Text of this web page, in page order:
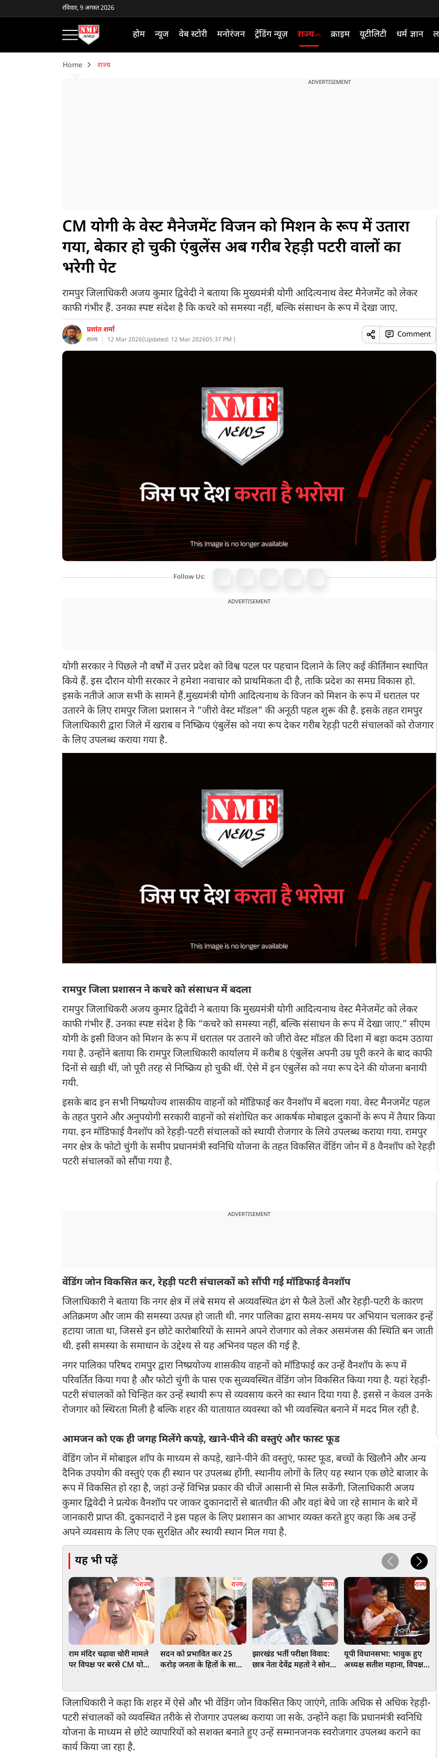
रविवार, 9 अगस्त 2026
होम न्यूज वेब स्टोरी मनोरंजन ट्रेंडिंग न्यूज़ राज्य क्राइम यूटीलिटी धर्म ज्ञान
Home राज्य
ADVERTISEMENT
CM योगी के वेस्ट मैनेजमेंट विजन को मिशन के रूप में उतारा
गया, बेकार हो चुकी एंबुलेंस अब गरीब रेहड़ी पटरी वालों का
भरेगी पेट
रामपुर जिलाधिकरी अजय कुमार द्विवेदी ने बताया कि मुख्यमंत्री योगी आदित्यनाथ वेस्ट मैनेजमेंट को लेकर
काफी गंभीर हैं. उनका स्पष्ट संदेश है कि कचरे को समस्या नहीं, बल्कि संसाधन के रूप में देखा जाए.
प्रशांत शर्मा
राज्य 12 Mar 2026(Updated: 12 Mar 202605:37 PM )
Comment
Follow Us:
ADVERTISEMENT
योगी सरकार ने पिछले नौ वर्षों में उत्तर प्रदेश को विश्व पटल पर पहचान दिलाने के लिए कई कीर्तिमान स्थापित
किये हैं. इस दौरान योगी सरकार ने हमेशा नवाचार को प्राथमिकता दी है, ताकि प्रदेश का समग्र विकास हो.
इसके नतीजे आज सभी के सामने हैं.मुख्यमंत्री योगी आदित्यनाथ के विजन को मिशन के रूप में धरातल पर
उतारने के लिए रामपुर जिला प्रशासन ने "जीरो वेस्ट मॉडल" की अनूठी पहल शुरू की है. इसके तहत रामपुर
जिलाधिकारी द्वारा जिले में खराब व निष्क्रिय एंबुलेंस को नया रूप देकर गरीब रेहड़ी पटरी संचालकों को रोजगार
के लिए उपलब्ध कराया गया है.
रामपुर जिला प्रशासन ने कचरे को संसाधन में बदला
रामपुर जिलाधिकरी अजय कुमार द्विवेदी ने बताया कि मुख्यमंत्री योगी आदित्यनाथ वेस्ट मैनेजमेंट को लेकर
काफी गंभीर हैं. उनका स्पष्ट संदेश है कि “कचरे को समस्या नहीं, बल्कि संसाधन के रूप में देखा जाए.” सीएम
योगी के इसी विजन को मिशन के रूप में धरातल पर उतारने को जीरो वेस्ट मॉडल की दिशा में बड़ा कदम उठाया
गया है. उन्होंने बताया कि रामपुर जिलाधिकारी कार्यालय में करीब 8 एंबुलेंस अपनी उम्र पूरी करने के बाद काफी
दिनों से खड़ी थीं, जो पूरी तरह से निष्क्रिय हो चुकी थीं. ऐसे में इन एंबुलेंस को नया रूप देने की योजना बनायी
गयी.
इसके बाद इन सभी निष्प्रयोज्य शासकीय वाहनों को मॉडिफाई कर वैनशॉप में बदला गया. वेस्ट मैनजमेंट पहल
के तहत पुराने और अनुपयोगी सरकारी वाहनों को संशोधित कर आकर्षक मोबाइल दुकानों के रूप में तैयार किया
गया. इन मॉडिफाई वैनशॉप को रेहड़ी-पटरी संचालकों को स्थायी रोजगार के लिये उपलब्ध कराया गया. रामपुर
नगर क्षेत्र के फोटो चुंगी के समीप प्रधानमंत्री स्वनिधि योजना के तहत विकसित वेंडिंग जोन में 8 वैनशॉप को रेहड़ी
पटरी संचालकों को सौंपा गया है.
ADVERTISEMENT
वेंडिंग जोन विकसित कर, रेहड़ी पटरी संचालकों को सौंपी गईं मॉडिफाई वैनशॉप
जिलाधिकारी ने बताया कि नगर क्षेत्र में लंबे समय से अव्यवस्थित ढंग से फैले ठेलों और रेहड़ी-पटरी के कारण
अतिक्रमण और जाम की समस्या उत्पन्न हो जाती थी. नगर पालिका द्वारा समय-समय पर अभियान चलाकर इन्हें
हटाया जाता था, जिससे इन छोटे कारोबारियों के सामने अपने रोजगार को लेकर असमंजस की स्थिति बन जाती
थी. इसी समस्या के समाधान के उद्देश्य से यह अभिनव पहल की गई है.
नगर पालिका परिषद रामपुर द्वारा निष्प्रयोज्य शासकीय वाहनों को मॉडिफाई कर उन्हें वैनशॉप के रूप में
परिवर्तित किया गया है और फोटो चुंगी के पास एक सुव्यवस्थित वेंडिंग जोन विकसित किया गया है. यहां रेहड़ी-
पटरी संचालकों को चिन्हित कर उन्हें स्थायी रूप से व्यवसाय करने का स्थान दिया गया है. इससे न केवल उनके
रोजगार को स्थिरता मिली है बल्कि शहर की यातायात व्यवस्था को भी व्यवस्थित बनाने में मदद मिल रही है.
आमजन को एक ही जगह मिलेंगे कपड़े, खाने-पीने की वस्तुएं और फास्ट फूड
वेंडिंग जोन में मोबाइल शॉप के माध्यम से कपड़े, खाने-पीने की वस्तुएं, फास्ट फूड, बच्चों के खिलौने और अन्य
दैनिक उपयोग की वस्तुएं एक ही स्थान पर उपलब्ध होंगी. स्थानीय लोगों के लिए यह स्थान एक छोटे बाजार के
रूप में विकसित हो रहा है, जहां उन्हें विभिन्न प्रकार की चीजें आसानी से मिल सकेंगी. जिलाधिकारी अजय
कुमार द्विवेदी ने प्रत्येक वैनशॉप पर जाकर दुकानदारों से बातचीत की और वहां बेचे जा रहे सामान के बारे में
जानकारी प्राप्त की. दुकानदारों ने इस पहल के लिए प्रशासन का आभार व्यक्त करते हुए कहा कि अब उन्हें
अपने व्यवसाय के लिए एक सुरक्षित और स्थायी स्थान मिल गया है.
यह भी पढ़ें
राज्य
राम मंदिर चढ़ावा चोरी मामले
पर विपक्ष पर बरसे CM योगी,
राज्य
सदन को प्रभावित कर 25
करोड़ जनता के हितों के साथ
राज्य
झारखंड भर्ती परीक्षा विवाद:
छात्र नेता देवेंद्र महतो ने सोनम
राज्य
यूपी विधानसभा: भावुक हुए
अध्यक्ष सतीश महाना, विपक्ष
जिलाधिकारी ने कहा कि शहर में ऐसे और भी वेंडिंग जोन विकसित किए जाएंगे, ताकि अधिक से अधिक रेहड़ी-
पटरी संचालकों को व्यवस्थित तरीके से रोजगार उपलब्ध कराया जा सके. उन्होंने कहा कि प्रधानमंत्री स्वनिधि
योजना के माध्यम से छोटे व्यापारियों को सशक्त बनाते हुए उन्हें सम्मानजनक स्वरोजगार उपलब्ध कराने का
कार्य किया जा रहा है.